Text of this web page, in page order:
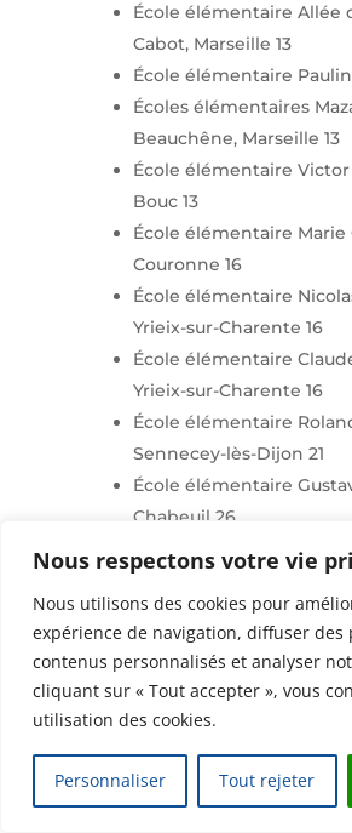
Nous respectons votre vie
Nous utilisons des cookies pour
expérience de navigation, diffuser des
contenus personnalisés et analyser
cliquant sur « Tout accepter », vous
utilisation des cookies.
Personnaliser Tout rejeter
École élémentaire Allée
Cabot, Marseille 13
École élémentaire
Écoles élémentaires
Beauchêne, Marseille 13
École élémentaire
Bouc 13
École élémentaire Marie
Couronne 16
École élémentaire
Yrieix-sur-Charente 16
École élémentaire
Yrieix-sur-Charente 16
École élémentaire
Sennecey-lès-Dijon 21
École élémentaire
Chabeuil 26
École élémentaire Jean
30
École élémentaire Robert
Saint-Jean-du-Gard 30
École élémentaire Jean
Bordeaux 33
École élémentaire